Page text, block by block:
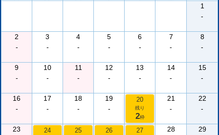
1
-
2
-
3
-
4
-
5
-
6
-
7
-
8
-
9
-
10
-
11
-
12
-
13
-
14
-
15
-
16
-
17
-
18
-
19
-
20
残り
2枠
21
-
22
-
23
24 25 26 27
28
29